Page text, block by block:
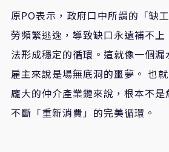
原PO表示，政府口中所謂的「缺
勞頻繁逃逸，導致缺口永遠補不
法形成穩定的循環。這就像一個
雇主來說是場無底洞的噩夢。 也
龐大的仲介產業鏈來說，根本不
不斷「重新消費」的完美循環。